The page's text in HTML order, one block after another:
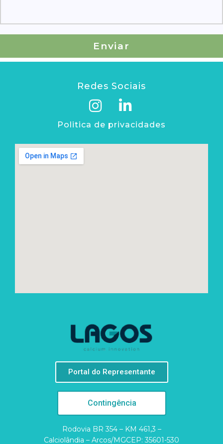
Enviar
Portal do Representante
Contingência
Rodovia BR 354 – KM 461,3 –
Calciolândia – Arcos/MGCEP: 35601-530
Redes Sociais
Politica de privacidades